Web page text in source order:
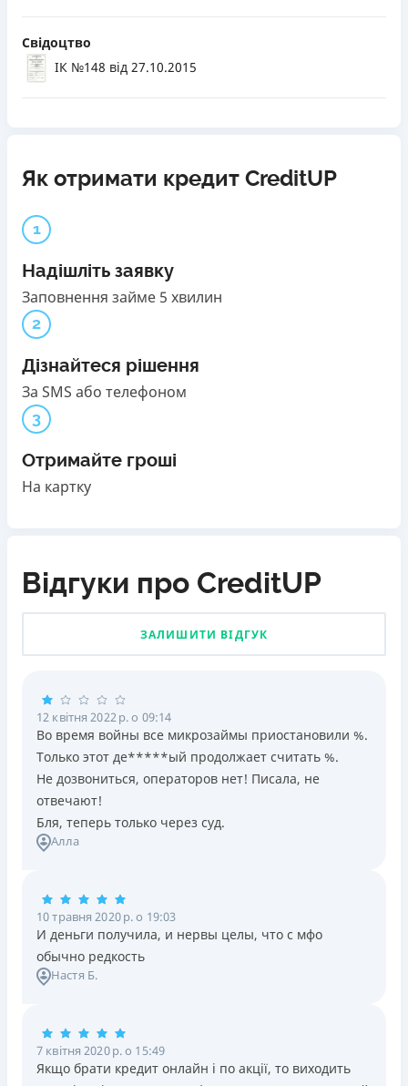
Свідоцтво
ІК №148 від 27.10.2015
Як отримати кредит CreditUP
1
Надішліть заявку
Заповнення займе 5 хвилин
2
Дізнайтеся рішення
За SMS або телефоном
3
Отримайте гроші
На картку
Відгуки про CreditUP
ЗАЛИШИТИ ВІДГУК
12 квітня 2022 р. о 09:14
Во время войны все микрозаймы приостановили %.
Только этот де*****ый продолжает считать %.
Не дозвониться, операторов нет! Писала, не
отвечают!
Бля, теперь только через суд.
Алла
10 травня 2020 р. о 19:03
И деньги получила, и нервы целы, что с мфо
обычно редкость
Настя Б.
7 квітня 2020 р. о 15:49
Якщо брати кредит онлайн і по акції, то виходить